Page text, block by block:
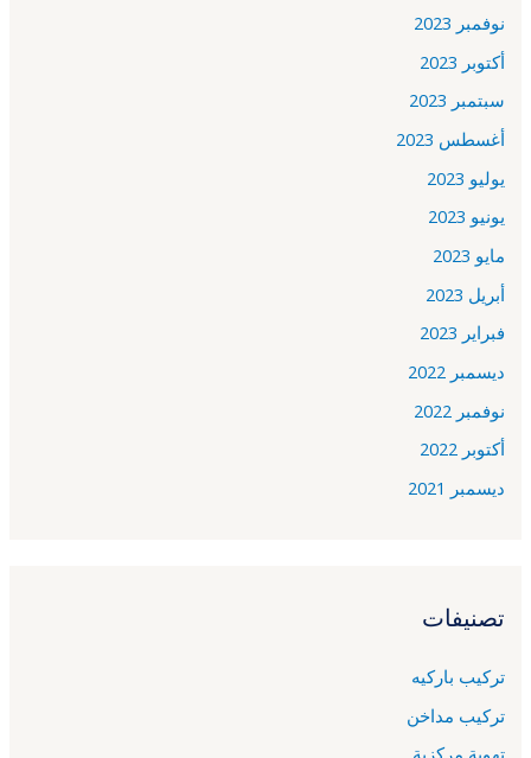
نوفمبر 2023
أكتوبر 2023
سبتمبر 2023
أغسطس 2023
يوليو 2023
يونيو 2023
مايو 2023
أبريل 2023
فبراير 2023
ديسمبر 2022
نوفمبر 2022
أكتوبر 2022
ديسمبر 2021
تصنيفات
تركيب باركيه
تركيب مداخن